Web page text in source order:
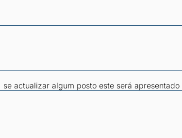
actualizar algum posto este será apresentado